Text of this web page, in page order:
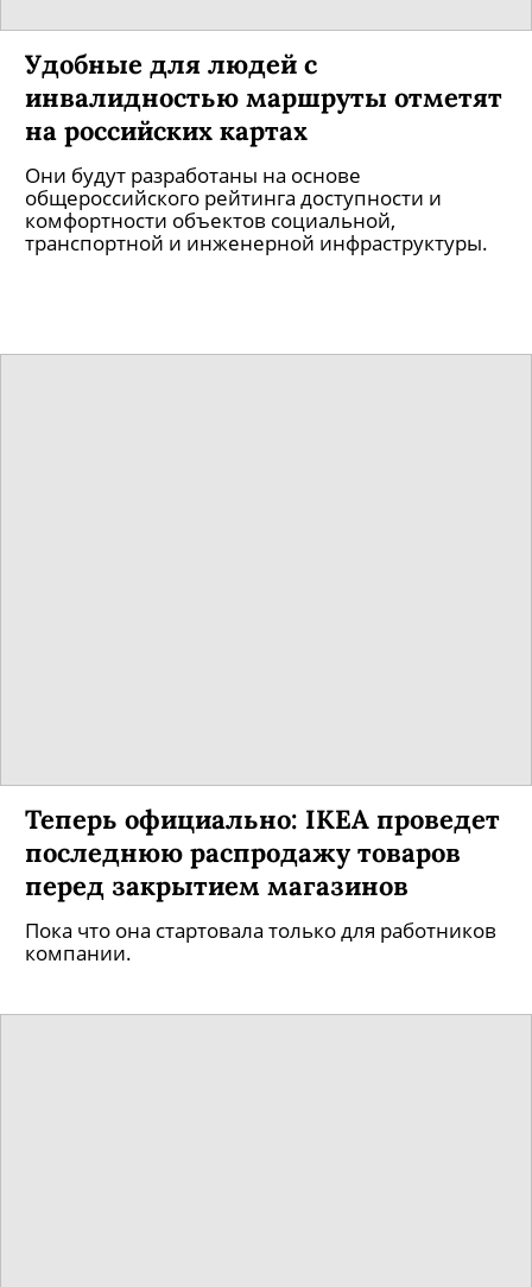
Удобные для людей с
инвалидностью маршруты отметят
на российских картах
Они будут разработаны на основе
общероссийского рейтинга доступности и
комфортности объектов социальной,
транспортной и инженерной инфраструктуры.
Теперь официально: IKEA проведет
последнюю распродажу товаров
перед закрытием магазинов
Пока что она стартовала только для работников
компании.